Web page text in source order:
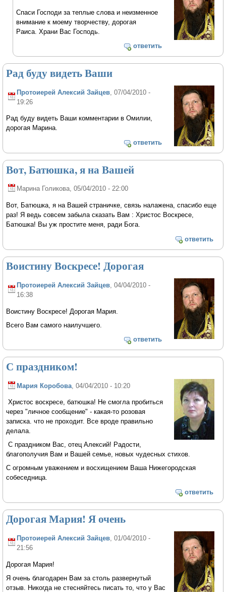
Спаси Господи за теплые слова и неизменное
внимание к моему творчеству, дорогая
Раиса. Храни Вас Господь.
ответить
Рад буду видеть Ваши
Протоиерей Алексий Зайцев , 07/04/2010 -
19:26
Рад буду видеть Ваши комментарии в Омилии,
дорогая Марина.
ответить
Вот, Батюшка, я на Вашей
Марина Голикова, 05/04/2010 - 22:00
Вот, Батюшка, я на Вашей страничке, связь налажена, спасибо еще
раз! Я ведь совсем забыла сказать Вам : Христос Воскресе,
Батюшка! Вы уж простите меня, ради Бога.
ответить
Воистину Воскресе! Дорогая
Протоиерей Алексий Зайцев, 04/04/2010 -
16:38
Воистину Воскресе! Дорогая Мария.
Всего Вам самого наилучшего.
ответить
С праздником!
Мария Коробова , 04/04/2010 - 10:20
Христос воскресе, батюшка! Не смогла пробиться
через "личное сообщение" - какая-то розовая
записка. что не проходит. Все вроде правильно
делала.
С праздником Вас, отец Алексий! Радости,
благополучия Вам и Вашей семье, новых чудесных стихов.
С огромным уважением и восхищением Ваша Нижегородская
собеседница.
ответить
Дорогая Мария! Я очень
Протоиерей Алексий Зайцев , 01/04/2010 -
21:56
Дорогая Мария!
Я очень благодарен Вам за столь развернутый
отзыв. Никогда не стесняйтесь писать то, что у Вас